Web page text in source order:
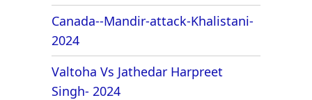
Canada--Mandir-attack-Khalistani-
2024
Valtoha Vs Jathedar Harpreet
Singh- 2024